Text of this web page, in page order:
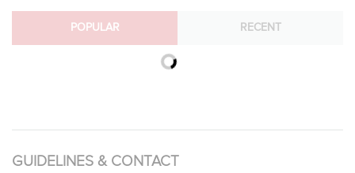
POPULAR RECENT
GUIDELINES & CONTACT